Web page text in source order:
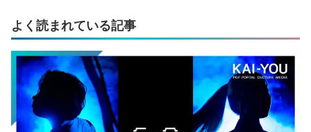
よく読まれている記事